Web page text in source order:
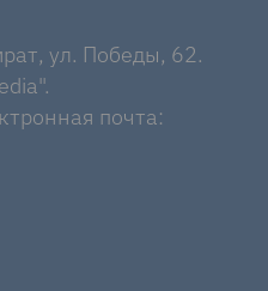
ул. Победы, 62.
почта: